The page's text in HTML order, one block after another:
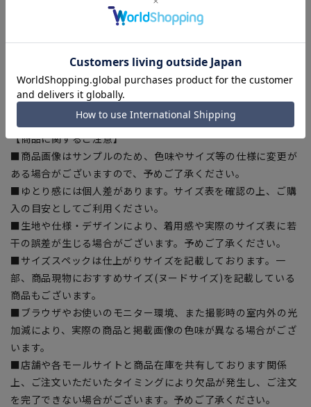
シワになりにくい形態安定性、アイロンがけが簡単です。
【シルエット】《細め(スリム)》 (当社比)
【商品に関するご注意】
■商品画像はサンプルのため、色味やサイズ等の仕様に変更が
ある場合がございますので、予めご了承ください。
■ゆとり感には個人差があります。サイズ表を確認の上、ご購
入の目安としてご利用ください。
■生地や仕様・デザインにより、着用感や実際のサイズ表に若
干の誤差が生じる場合がございます。予めご了承ください。
■サイズスペックは仕上がりサイズを記載しております。一
部、商品現物におすすめサイズ(ヌードサイズ)を記載している
商品もございます。
■ブラウザやお使いのモニター環境、また撮影時の室内外の光
加減により、実際の商品と掲載画像の色味が異なる場合がござ
います。
■店舗や各モールサイトと商品在庫を共有しております関係
上、ご注文いただいたタイミングにより欠品が発生し、ご注文
を完了できない場合がございます。予めご了承ください。